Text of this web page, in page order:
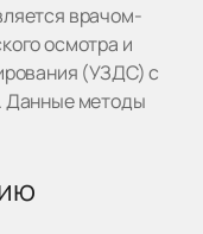
врачом-
осмотра и
(УЗДС) с
Данные методы